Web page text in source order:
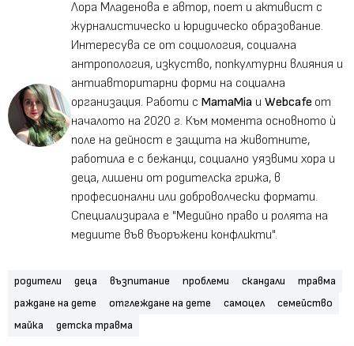
Лора Младенова е автор, поет и активист с
журналистическо и юридическо образование.
Интересува се от социология, социална
антропология, изкуство, попкултурни влияния и
антиавторитарни форми на социална
организация. Работи с MamaMia и Webcafe от
началото на 2020 г. Към момента основното ѝ
поле на дейност е защита на животните,
работила е с бежанци, социално уязвими хора и
деца, лишени от родителска грижа, в
професионални или доброволчески формати.
Специализирала е "Медийно право и ролята на
медиите във въоръжени конфликти".
родители деца възпитание проблеми скандали
травма
раждане на дете
отглеждане на дете самоцел
семейство
майка
детска травма